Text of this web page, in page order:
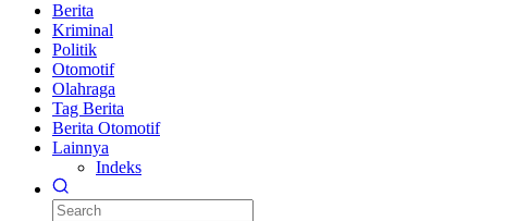
Berita
Kriminal
Politik
Otomotif
Olahraga
Tag Berita
Berita Otomotif
Lainnya
Indeks